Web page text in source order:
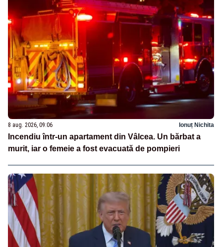
8 aug. 2026, 09:06 Ionuț Nichita
Incendiu într-un apartament din Vâlcea. Un bărbat a
murit, iar o femeie a fost evacuată de pompieri